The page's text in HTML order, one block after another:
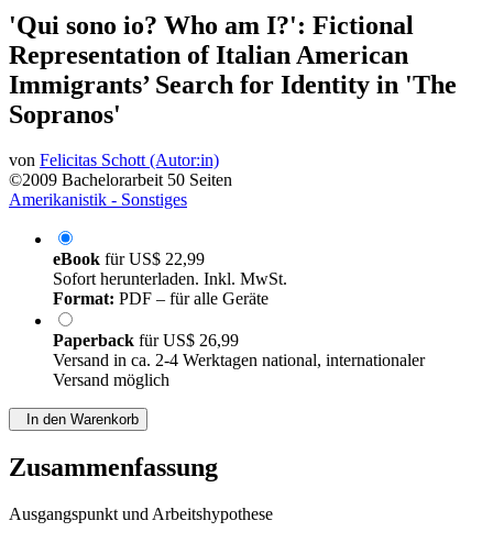
'Qui sono io? Who am I?': Fictional
Representation of Italian American
Immigrants’ Search for Identity in 'The
Sopranos'
von Felicitas Schott (Autor:in)
©2009 Bachelorarbeit 50 Seiten
Amerikanistik - Sonstiges
eBook fürUS$ 22,99
Sofort herunterladen. Inkl. MwSt.
Format: PDF – für alle Geräte
Paperback fürUS$ 26,99
Versand in ca. 2-4 Werktagen national, internationaler
Versand möglich
In den Warenkorb
Zusammenfassung
Ausgangspunkt und Arbeitshypothese